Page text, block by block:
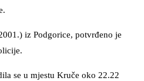
iz Podgorice, potvrđeno je
se u mjestu Kruče oko 22.22